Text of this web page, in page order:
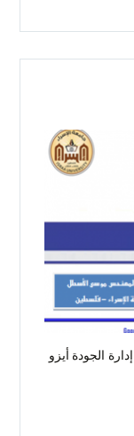
الجودة أيزو